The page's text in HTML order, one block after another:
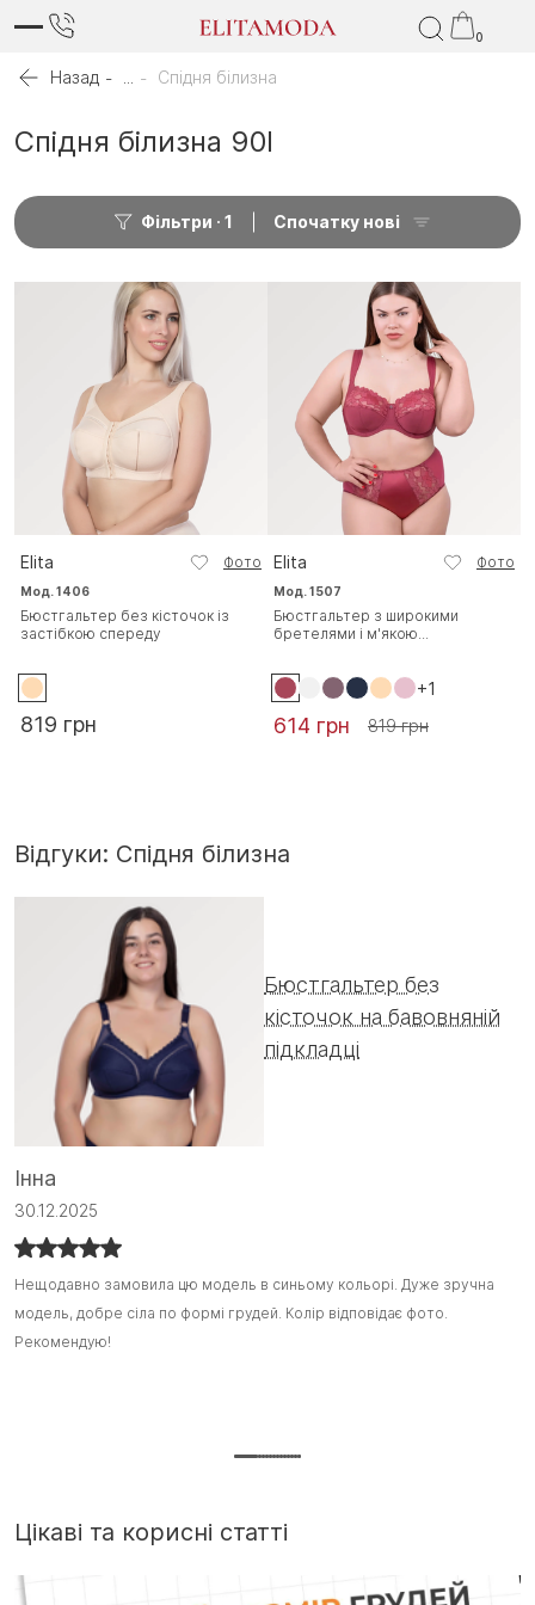
0
Назад Спідня білизна
Спідня білизна 90I
Фільтри 1 Спочатку нові
Elita Фото
Мод. 1406
Бюстгальтер без кісточок із
застібкою спереду
819 грн
Elita Фото
Мод. 1507
Бюстгальтер з широкими
бретелями і м'якою...
+1
614 грн 819 грн
Відгуки: Спідня білизна
Бюстгальтер без
кісточок на бавовняній
підкладці
Інна
30.12.2025
Нещодавно замовила цю модель в синьому кольорі. Дуже зручна
модель, добре сіла по формі грудей. Колір відповідає фото.
Рекомендую!
Нещодавно замовила цю модель в синьому кольорі. Дуже зручна
модель, добре сіла по формі грудей. Колір відповідає фото.
Рекомендую! :)
Цікаві та корисні статті